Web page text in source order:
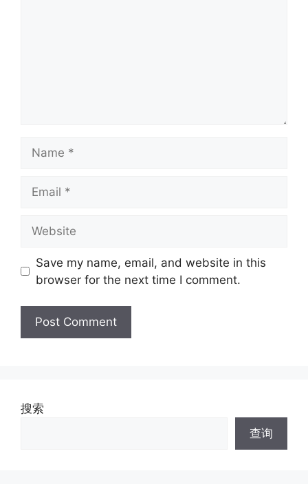
Save my name, email, and website in this
browser for the next time I comment.
搜索
查询